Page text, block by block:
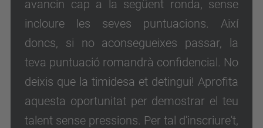
avancin cap a la següent ronda, sense
incloure les seves puntuacions. Així
doncs, si no aconsegueixes passar, la
teva puntuació romandrà confidencial. No
deixis que la timidesa et detingui! Aprofita
aquesta oportunitat per demostrar el teu
talent sense pressions. Per tal d'inscriure't,